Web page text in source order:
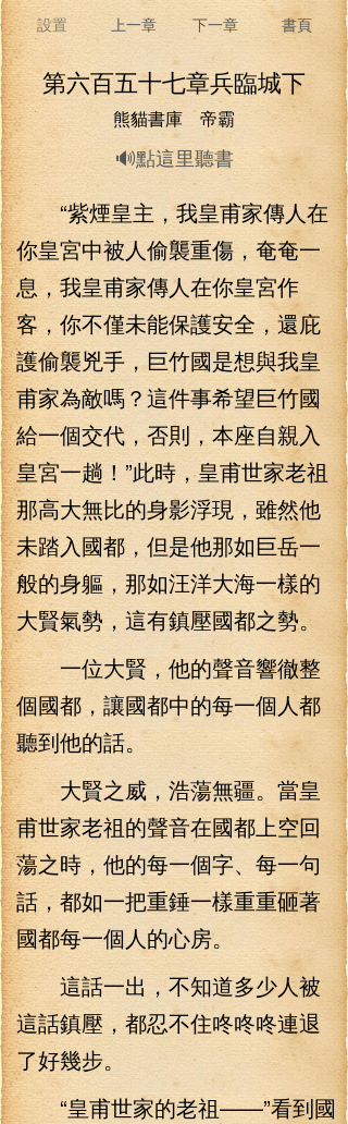
設置 上一章 下一章 書頁
第六百五十七章兵臨城下
熊貓書庫 帝霸
🔊點這里聽書
“紫煙皇主，我皇甫家傳人在
你皇宮中被人偷襲重傷，奄奄一
息，我皇甫家傳人在你皇宮作
客，你不僅未能保護安全，還庇
護偷襲兇手，巨竹國是想與我皇
甫家為敵嗎？這件事希望巨竹國
給一個交代，否則，本座自親入
皇宮一趟！”此時，皇甫世家老祖
那高大無比的身影浮現，雖然他
未踏入國都，但是他那如巨岳一
般的身軀，那如汪洋大海一樣的
大賢氣勢，這有鎮壓國都之勢。
一位大賢，他的聲音響徹整
個國都，讓國都中的每一個人都
聽到他的話。
大賢之威，浩蕩無疆。當皇
甫世家老祖的聲音在國都上空回
蕩之時，他的每一個字、每一句
話，都如一把重錘一樣重重砸著
國都每一個人的心房。
這話一出，不知道多少人被
這話鎮壓，都忍不住咚咚咚連退
了好幾步。
“皇甫世家的老祖——”看到國